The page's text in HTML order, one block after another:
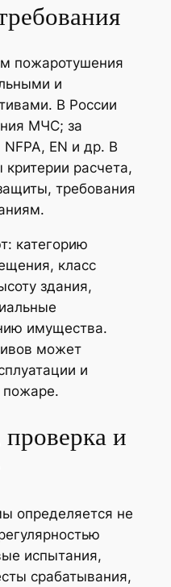
пожаротушения
и
В России
МЧС; за
EN и др. В
расчета,
требования
категорию
класс
здания,
имущества.
может
и
пожаре.
и
определяется не
испытания,
срабатывания,